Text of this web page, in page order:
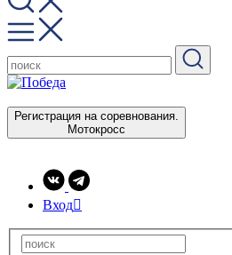
Регистрация на соревнования.
Мотокросс
Вход